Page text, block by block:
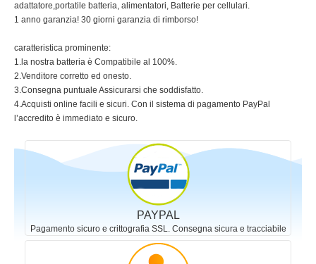
adattatore,portatile batteria, alimentatori, Batterie per cellulari.
1 anno garanzia! 30 giorni garanzia di rimborso!
caratteristica prominente:
1.la nostra batteria è Compatibile al 100%.
2.Venditore corretto ed onesto.
3.Consegna puntuale Assicurarsi che soddisfatto.
4.Acquisti online facili e sicuri. Con il sistema di pagamento PayPal
l’accredito è immediato e sicuro.
PAYPAL
Pagamento sicuro e crittografia SSL. Consegna sicura e tracciabile